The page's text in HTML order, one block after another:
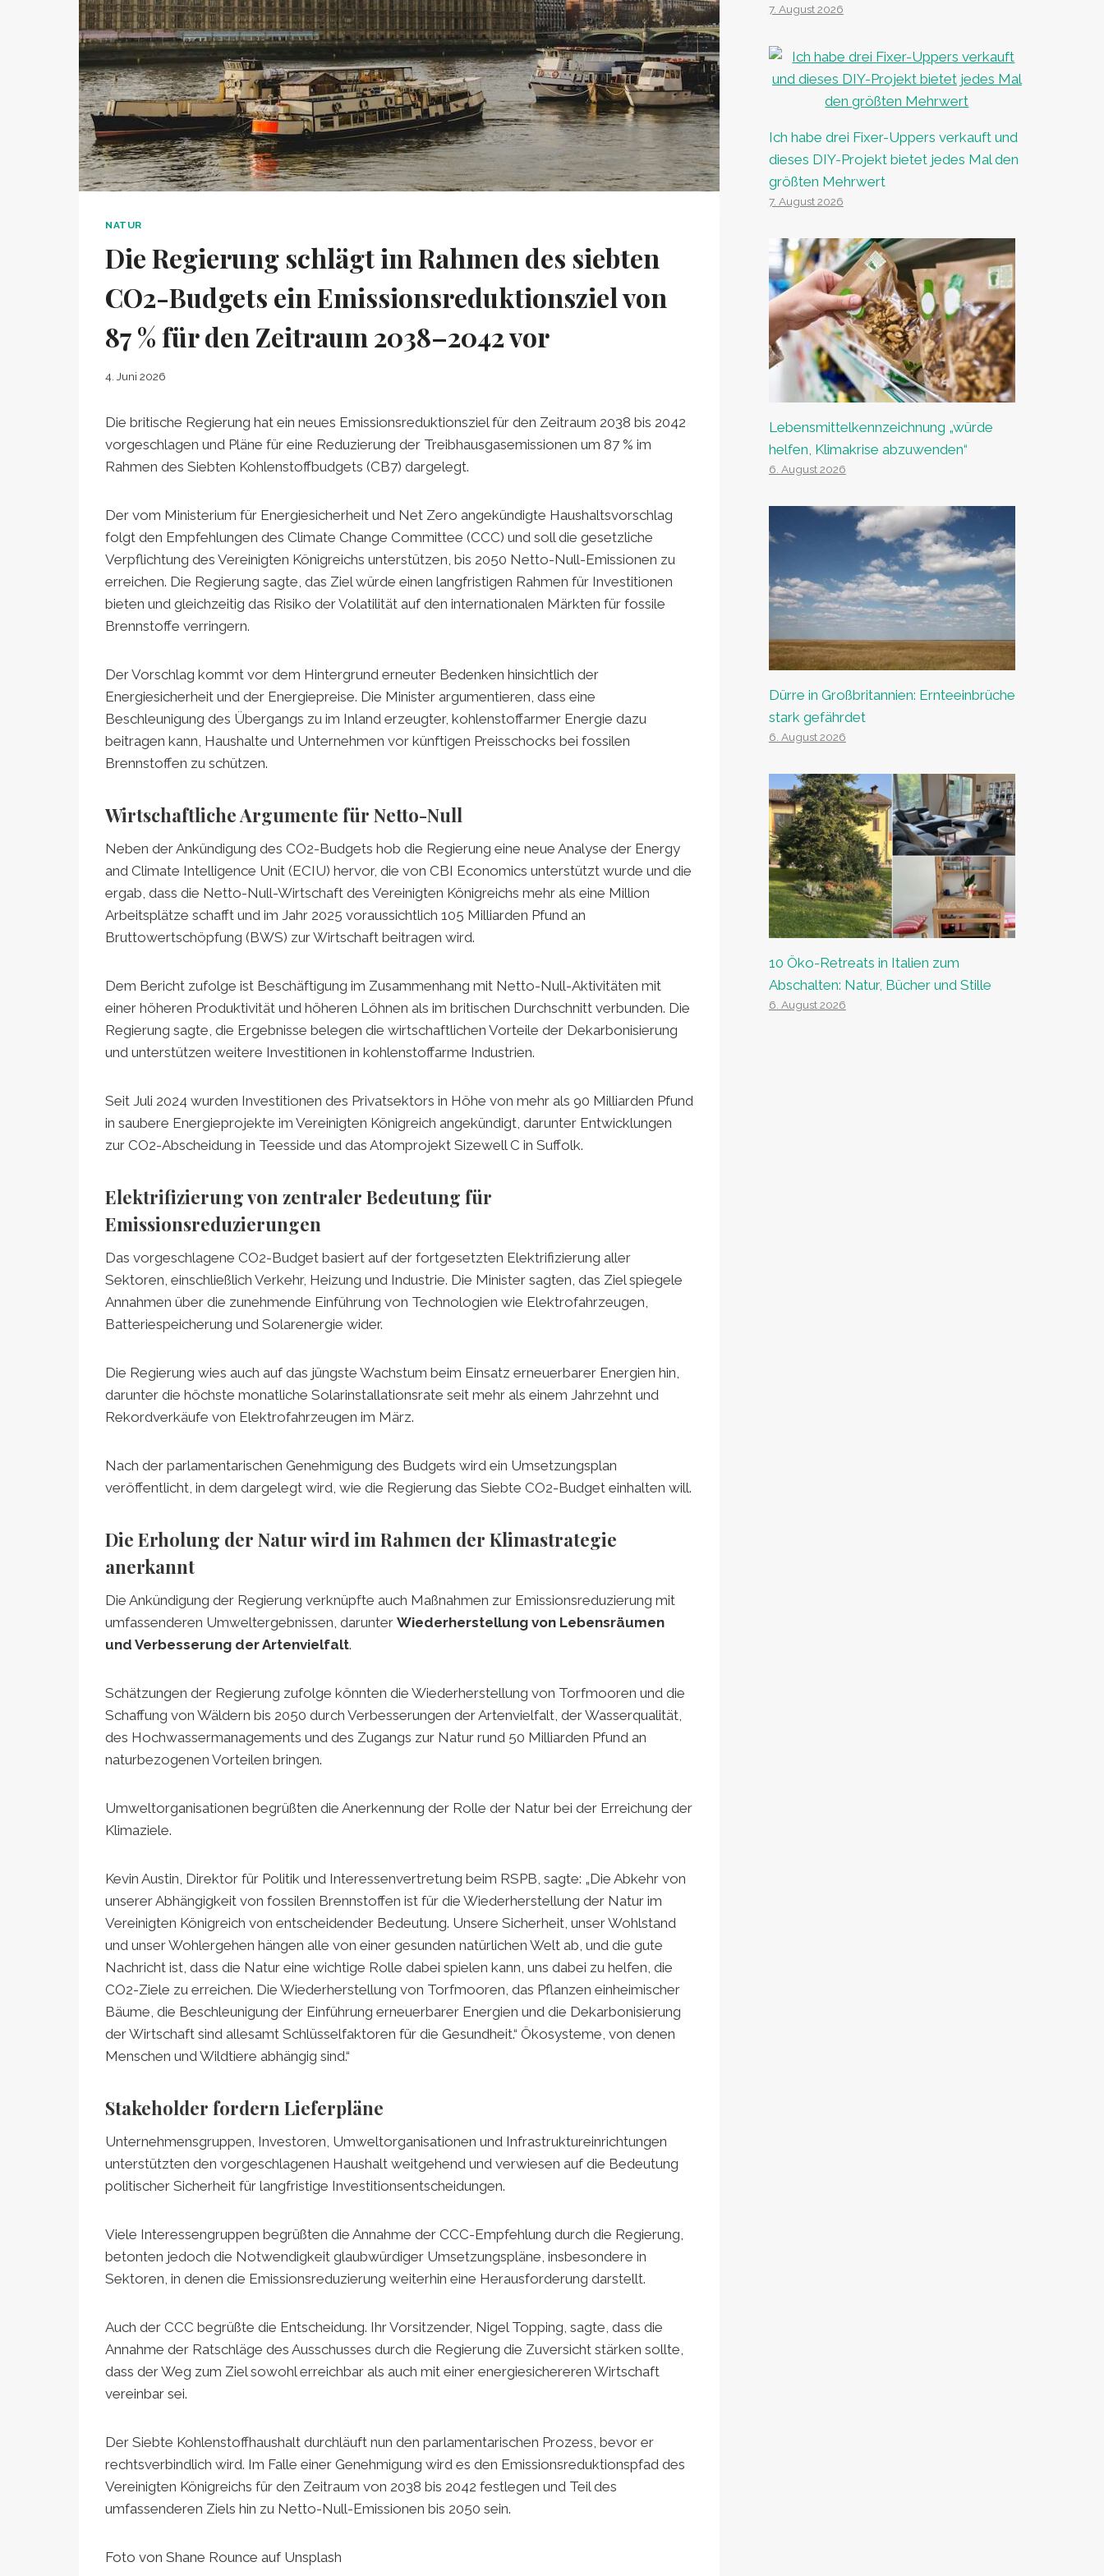
NATUR
Die Regierung schlägt im Rahmen des siebten
CO2-Budgets ein Emissionsreduktionsziel von
87 % für den Zeitraum 2038–2042 vor
4. Juni 2026
Die britische Regierung hat ein neues Emissionsreduktionsziel für den Zeitraum 2038 bis 2042
vorgeschlagen und Pläne für eine Reduzierung der Treibhausgasemissionen um 87 % im
Rahmen des Siebten Kohlenstoffbudgets (CB7) dargelegt.
Der vom Ministerium für Energiesicherheit und Net Zero angekündigte Haushaltsvorschlag
folgt den Empfehlungen des Climate Change Committee (CCC) und soll die gesetzliche
Verpflichtung des Vereinigten Königreichs unterstützen, bis 2050 Netto-Null-Emissionen zu
erreichen. Die Regierung sagte, das Ziel würde einen langfristigen Rahmen für Investitionen
bieten und gleichzeitig das Risiko der Volatilität auf den internationalen Märkten für fossile
Brennstoffe verringern.
Der Vorschlag kommt vor dem Hintergrund erneuter Bedenken hinsichtlich der
Energiesicherheit und der Energiepreise. Die Minister argumentieren, dass eine
Beschleunigung des Übergangs zu im Inland erzeugter, kohlenstoffarmer Energie dazu
beitragen kann, Haushalte und Unternehmen vor künftigen Preisschocks bei fossilen
Brennstoffen zu schützen.
Wirtschaftliche Argumente für Netto-Null
Neben der Ankündigung des CO2-Budgets hob die Regierung eine neue Analyse der Energy
and Climate Intelligence Unit (ECIU) hervor, die von CBI Economics unterstützt wurde und die
ergab, dass die Netto-Null-Wirtschaft des Vereinigten Königreichs mehr als eine Million
Arbeitsplätze schafft und im Jahr 2025 voraussichtlich 105 Milliarden Pfund an
Bruttowertschöpfung (BWS) zur Wirtschaft beitragen wird.
Dem Bericht zufolge ist Beschäftigung im Zusammenhang mit Netto-Null-Aktivitäten mit
einer höheren Produktivität und höheren Löhnen als im britischen Durchschnitt verbunden. Die
Regierung sagte, die Ergebnisse belegen die wirtschaftlichen Vorteile der Dekarbonisierung
und unterstützen weitere Investitionen in kohlenstoffarme Industrien.
Seit Juli 2024 wurden Investitionen des Privatsektors in Höhe von mehr als 90 Milliarden Pfund
in saubere Energieprojekte im Vereinigten Königreich angekündigt, darunter Entwicklungen
zur CO2-Abscheidung in Teesside und das Atomprojekt Sizewell C in Suffolk.
Elektrifizierung von zentraler Bedeutung für
Emissionsreduzierungen
Das vorgeschlagene CO2-Budget basiert auf der fortgesetzten Elektrifizierung aller
Sektoren, einschließlich Verkehr, Heizung und Industrie. Die Minister sagten, das Ziel spiegele
Annahmen über die zunehmende Einführung von Technologien wie Elektrofahrzeugen,
Batteriespeicherung und Solarenergie wider.
Die Regierung wies auch auf das jüngste Wachstum beim Einsatz erneuerbarer Energien hin,
darunter die höchste monatliche Solarinstallationsrate seit mehr als einem Jahrzehnt und
Rekordverkäufe von Elektrofahrzeugen im März.
Nach der parlamentarischen Genehmigung des Budgets wird ein Umsetzungsplan
veröffentlicht, in dem dargelegt wird, wie die Regierung das Siebte CO2-Budget einhalten will.
Die Erholung der Natur wird im Rahmen der Klimastrategie
anerkannt
Die Ankündigung der Regierung verknüpfte auch Maßnahmen zur Emissionsreduzierung mit
umfassenderen Umweltergebnissen, darunter Wiederherstellung von Lebensräumen
und Verbesserung der Artenvielfalt.
Schätzungen der Regierung zufolge könnten die Wiederherstellung von Torfmooren und die
Schaffung von Wäldern bis 2050 durch Verbesserungen der Artenvielfalt, der Wasserqualität,
des Hochwassermanagements und des Zugangs zur Natur rund 50 Milliarden Pfund an
naturbezogenen Vorteilen bringen.
Umweltorganisationen begrüßten die Anerkennung der Rolle der Natur bei der Erreichung der
Klimaziele.
Kevin Austin, Direktor für Politik und Interessenvertretung beim RSPB, sagte: „Die Abkehr von
unserer Abhängigkeit von fossilen Brennstoffen ist für die Wiederherstellung der Natur im
Vereinigten Königreich von entscheidender Bedeutung. Unsere Sicherheit, unser Wohlstand
und unser Wohlergehen hängen alle von einer gesunden natürlichen Welt ab, und die gute
Nachricht ist, dass die Natur eine wichtige Rolle dabei spielen kann, uns dabei zu helfen, die
CO2-Ziele zu erreichen. Die Wiederherstellung von Torfmooren, das Pflanzen einheimischer
Bäume, die Beschleunigung der Einführung erneuerbarer Energien und die Dekarbonisierung
der Wirtschaft sind allesamt Schlüsselfaktoren für die Gesundheit.“ Ökosysteme, von denen
Menschen und Wildtiere abhängig sind.“
Stakeholder fordern Lieferpläne
Unternehmensgruppen, Investoren, Umweltorganisationen und Infrastruktureinrichtungen
unterstützten den vorgeschlagenen Haushalt weitgehend und verwiesen auf die Bedeutung
politischer Sicherheit für langfristige Investitionsentscheidungen.
Viele Interessengruppen begrüßten die Annahme der CCC-Empfehlung durch die Regierung,
betonten jedoch die Notwendigkeit glaubwürdiger Umsetzungspläne, insbesondere in
Sektoren, in denen die Emissionsreduzierung weiterhin eine Herausforderung darstellt.
Auch der CCC begrüßte die Entscheidung. Ihr Vorsitzender, Nigel Topping, sagte, dass die
Annahme der Ratschläge des Ausschusses durch die Regierung die Zuversicht stärken sollte,
dass der Weg zum Ziel sowohl erreichbar als auch mit einer energiesichereren Wirtschaft
vereinbar sei.
Der Siebte Kohlenstoffhaushalt durchläuft nun den parlamentarischen Prozess, bevor er
rechtsverbindlich wird. Im Falle einer Genehmigung wird es den Emissionsreduktionspfad des
Vereinigten Königreichs für den Zeitraum von 2038 bis 2042 festlegen und Teil des
umfassenderen Ziels hin zu Netto-Null-Emissionen bis 2050 sein.
Foto von Shane Rounce auf Unsplash
7. August 2026
Ich habe drei Fixer-Uppers verkauft und
dieses DIY-Projekt bietet jedes Mal den
größten Mehrwert
7. August 2026
Lebensmittelkennzeichnung „würde
helfen, Klimakrise abzuwenden“
6. August 2026
Dürre in Großbritannien: Ernteeinbrüche
stark gefährdet
6. August 2026
10 Öko-Retreats in Italien zum
Abschalten: Natur, Bücher und Stille
6. August 2026